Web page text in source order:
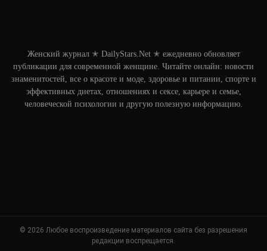
Женский журнал ✭ DailyStars.Net ✭ ежедневно обновляет
публикации для современной женщине. Читайте онлайн: новости
знаменитостей, все о красоте и моде, здоровье и питании, спорте и
эффективных диетах, отношениях и сексе, карьере и семье,
человеческой психологии и другую полезную информацию.
© 2026 Любое воспроизведение материалов сайта без разрешения
редакции воспрещается.